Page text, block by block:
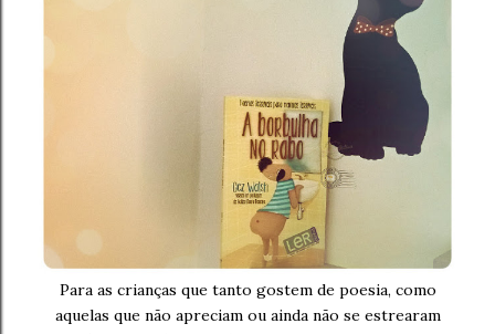
Para as crianças que tanto gostem de poesia, como
aquelas que não apreciam ou ainda não se estrearam